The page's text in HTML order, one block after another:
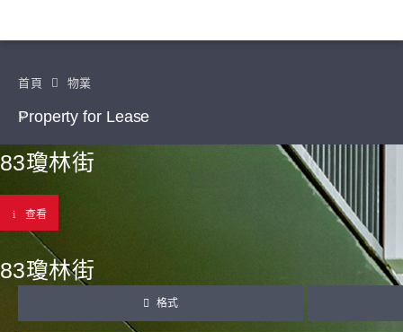
首頁 物業
Property for Lease
83瓊林街
查看
83瓊林街
格式